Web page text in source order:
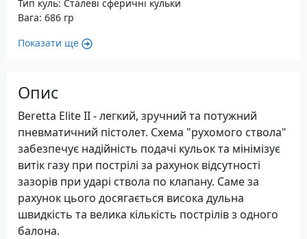
Тип куль: Сталеві сферичні кульки
Вага: 686 гр
Показати ще
Опис
Beretta Elite II - легкий, зручний та потужний
пневматичний пістолет. Схема "рухомого ствола"
забезпечує надійність подачі кульок та мінімізує
витік газу при пострілі за рахунок відсутності
зазорів при ударі ствола по клапану. Саме за
рахунок цього досягається висока дульна
швидкість та велика кількість пострілів з одного
балона.